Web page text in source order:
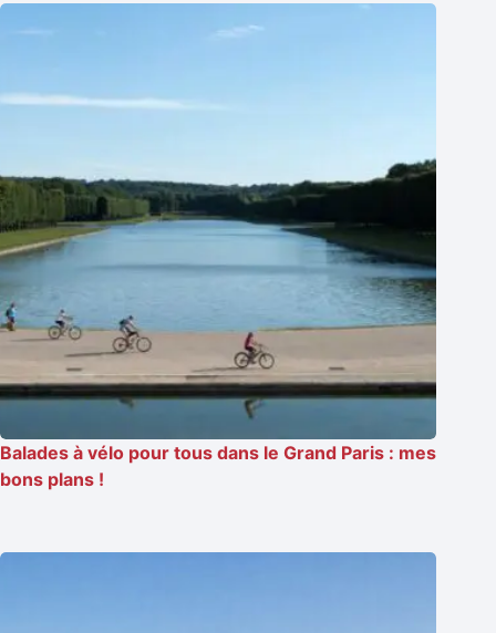
Balades à vélo pour tous dans le Grand Paris : mes
bons plans !